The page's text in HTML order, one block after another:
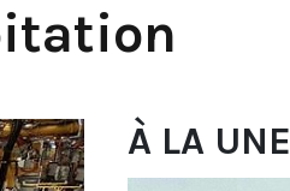
À LA UNE